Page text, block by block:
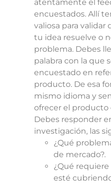
atentamente el
encuestados. Allí
valiosa para validar
tu idea resuelve o
problema. Debes
palabra con la que
encuestado en
producto. De esa
mismo idioma y
ofrecer el producto
Debes responder
investigación, las
¿Qué
de mercado?.
¿Qué
esté